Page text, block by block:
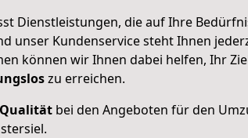
Dienstleistungen, die auf Ihre
unser Kundenservice steht Ihnen
können wir Ihnen dabei helfen, Ihr
zu erreichen.
bei den Angeboten für den